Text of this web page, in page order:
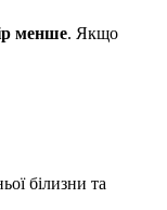
менше. Якщо
білизни та